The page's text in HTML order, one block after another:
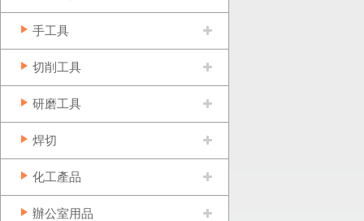
手工具
切削工具
研磨工具
焊切
化工產品
辦公室用品